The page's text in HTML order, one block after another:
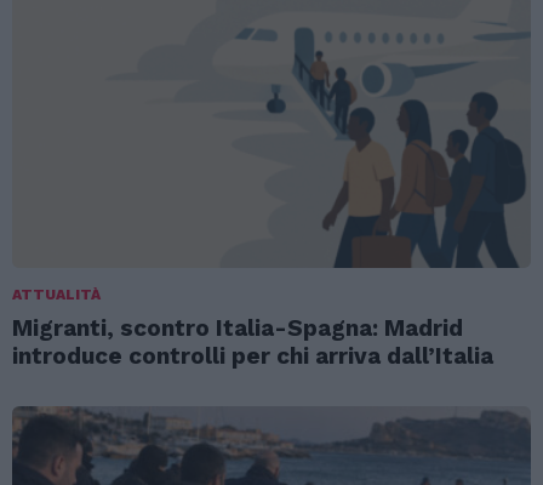
ATTUALITÀ
Migranti, scontro Italia-Spagna: Madrid
introduce controlli per chi arriva dall’Italia